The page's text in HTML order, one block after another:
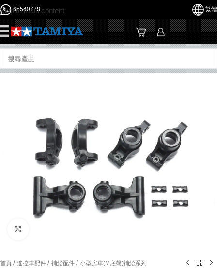
Skip to main content
65540778 繁體
首頁 / 遙控車配件 / 補給配件 / 小型房車(M底盤)補給系列